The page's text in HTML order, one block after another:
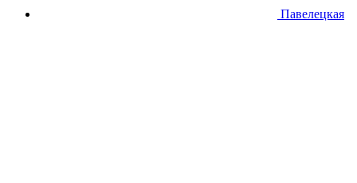
Павелецкая